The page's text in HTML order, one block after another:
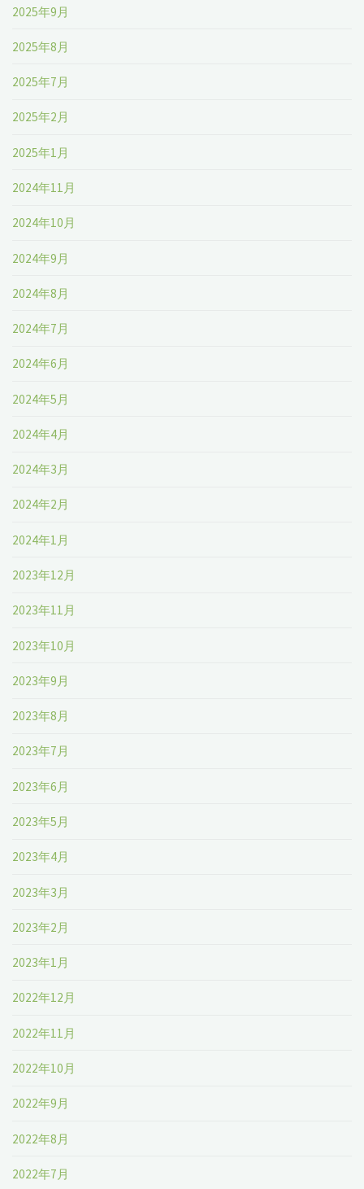
2025年9月
2025年8月
2025年7月
2025年2月
2025年1月
2024年11月
2024年10月
2024年9月
2024年8月
2024年7月
2024年6月
2024年5月
2024年4月
2024年3月
2024年2月
2024年1月
2023年12月
2023年11月
2023年10月
2023年9月
2023年8月
2023年7月
2023年6月
2023年5月
2023年4月
2023年3月
2023年2月
2023年1月
2022年12月
2022年11月
2022年10月
2022年9月
2022年8月
2022年7月